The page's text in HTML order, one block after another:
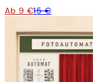
Ab 9 €15 €